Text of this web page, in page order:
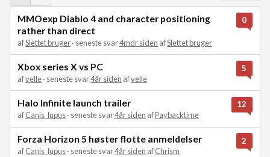
MMOexp Diablo 4 and character positioning
rather than direct
afSlettet bruger· seneste svar4mdr siden afSlettet bruger
0
Xbox series X vs PC
afvelle· seneste svar4år siden afvelle
5
Halo Infinite launch trailer
afCanis_lupus· seneste svar4år siden afPaybacktime
12
Forza Horizon 5 høster flotte anmeldelser
afCanis_lupus· seneste svar4år siden afChrism
2